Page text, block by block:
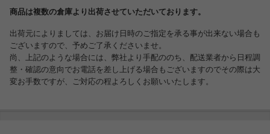
商品は複数の倉庫より出荷させていただいております。
出荷元によりましては、お届け日時のご指定を承る事が出来ない場合も
ございますので、予めご了承くださいませ。
尚、上記のような場合には、弊社より手配ののち、配送業者から日程調
整・確認の意向でお電話を差し上げる場合もございますのでその際は大
変お手数ですが、ご対応の程よろしくお願いいたします。